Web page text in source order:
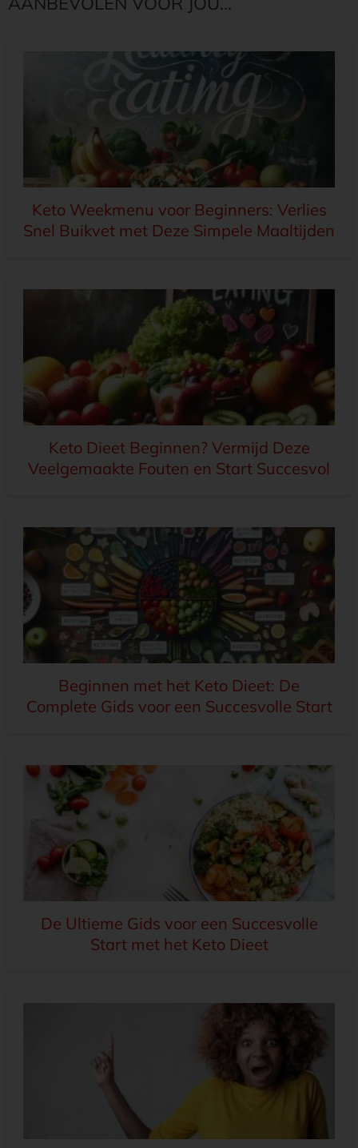
Keto Weekmenu voor Beginners: Verlies
Snel Buikvet met Deze Simpele Maaltijden
Keto Dieet Beginnen? Vermijd Deze
Veelgemaakte Fouten en Start Succesvol
Beginnen met het Keto Dieet: De
Complete Gids voor een Succesvolle Start
De Ultieme Gids voor een Succesvolle
Start met het Keto Dieet